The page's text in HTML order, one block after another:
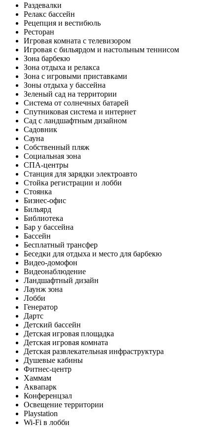
Раздевалки
Релакс бассейн
Рецепция и вестибюль
Ресторан
Игровая комната с телевизором
Игровая с бильярдом и настольным теннисом
Зона барбекю
Зона отдыха и релакса
Зона с игровыми приставками
Зоны отдыха у бассейна
Зеленый сад на территории
Система от солнечных батарей
Спутниковая система и интернет
Сад с ландшафтным дизайном
Садовник
Сауна
Собственный пляж
Социальная зона
СПА-центры
Станция для зарядки электроавто
Стойка регистрации и лобби
Стоянка
Бизнес-офис
Бильярд
Библиотека
Бар у бассейнa
Бассейн
Бесплатный трансфер
Беседки для отдыха и место для барбекю
Видео-домофон
Видеонаблюдение
Ландшафтный дизайн
Лаунж зона
Лобби
Генератор
Дартс
Детский бассейн
Детская игровая площадка
Детская игровая комната
Детская развлекательная инфраструктура
Душевые кабины
Фитнес-центр
Хаммам
Аквапарк
Конференцзал
Освещение территории
Playstation
Wi-Fi в лобби